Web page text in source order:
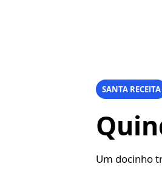
SANTA RECEITA
Um docinho